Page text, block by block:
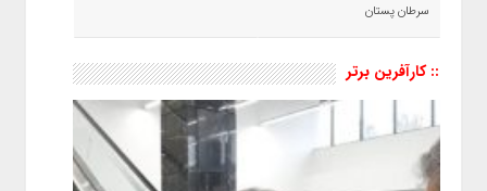
سرطان پستان
:: کارآفرین برتر